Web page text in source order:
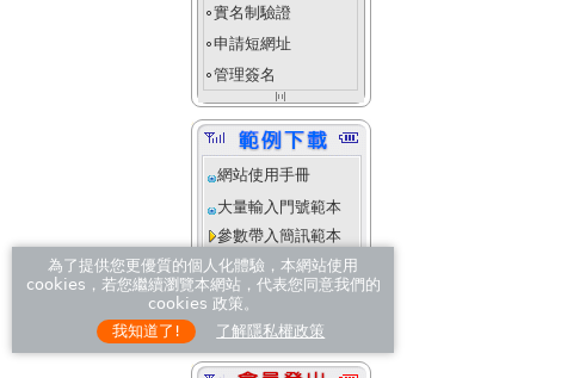
fiber_manual_record 實名制驗證
fiber_manual_record 申請短網址
fiber_manual_record 管理簽名
align_justify_space_even
網站使用手冊
大量輸入門號範本
參數帶入簡訊範本
操作說明
進階客製化範本
操作說明
為了提供您更優質的個人化體驗，本網站使用
cookies，若您繼續瀏覽本網站，代表您同意我們的
cookies 政策。
我知道了!
了解隱私權政策